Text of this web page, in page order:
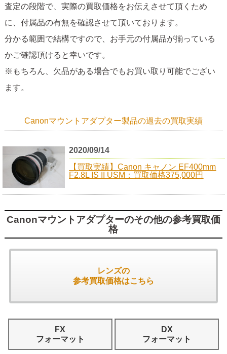
査定の段階で、実際の買取価格をお伝えさせて頂くため
に、付属品の有無を確認させて頂いております。
分かる範囲で結構ですので、お手元の付属品が揃っている
かご確認頂けると幸いです。
※もちろん、欠品がある場合でもお買い取り可能でござい
ます。
Canonマウントアダプター製品の過去の買取実績
2020/09/14
【買取実績】Canon キャノン EF400mm
F2.8L IS II USM：買取価格375,000円
Canonマウントアダプターのその他の参考買取価
格
レンズの
参考買取価格はこちら
FX
フォーマット
DX
フォーマット